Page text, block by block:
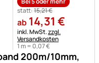
200m/10mm,
statt:15,21€
ab 14,31 €
Steuerhinweis:
inkl. MwSt.zzgl.
Versandkosten
1 m = 0,07€